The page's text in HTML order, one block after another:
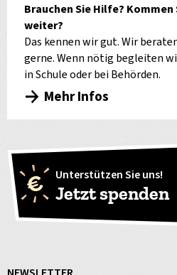
Brauchen Sie Hilfe?
weiter?
Das kennen wir gut. Wir
gerne. Wenn nötig begleiten
in Schule oder bei Behörden.
Mehr Infos
Unterstützen Sie uns!
Jetzt spenden